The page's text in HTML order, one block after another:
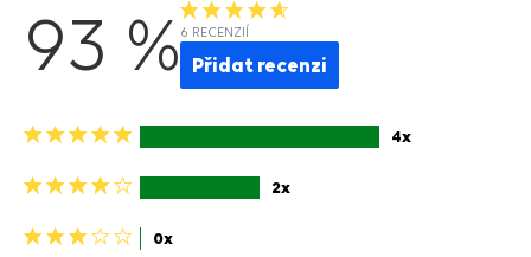
93 % 6 RECENZIÍ
Přidat recenzi
5
4x
4
2x
3
0x